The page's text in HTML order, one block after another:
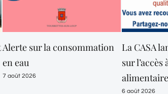
Alerte sur la consommation
en eau
7 août 2026
La CASA
sur l’accès
alimentaire
6 août 2026